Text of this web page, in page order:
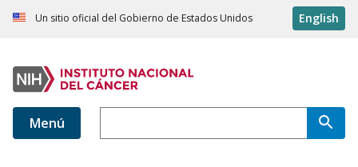
Un sitio oficial del Gobierno de Estados Unidos English
Menú